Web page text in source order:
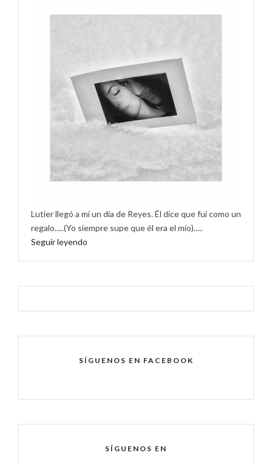
Lutier llegó a mí un día de Reyes. Él dice que fui como un
regalo.....(Yo siempre supe que él era el mío).....
Seguir leyendo
SÍGUENOS EN FACEBOOK
SÍGUENOS EN